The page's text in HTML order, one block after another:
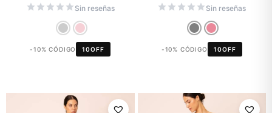
Sin reseñas
-10% CÓDIGO 10OFF
Sin reseñas
-10% CÓDIGO 10OFF